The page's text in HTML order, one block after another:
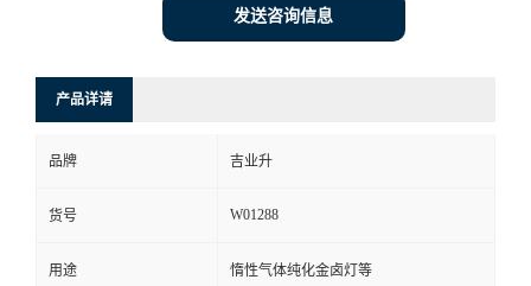
发送咨询信息
产品详请
品牌 吉业升
货号 W01288
用途 惰性气体纯化金卤灯等